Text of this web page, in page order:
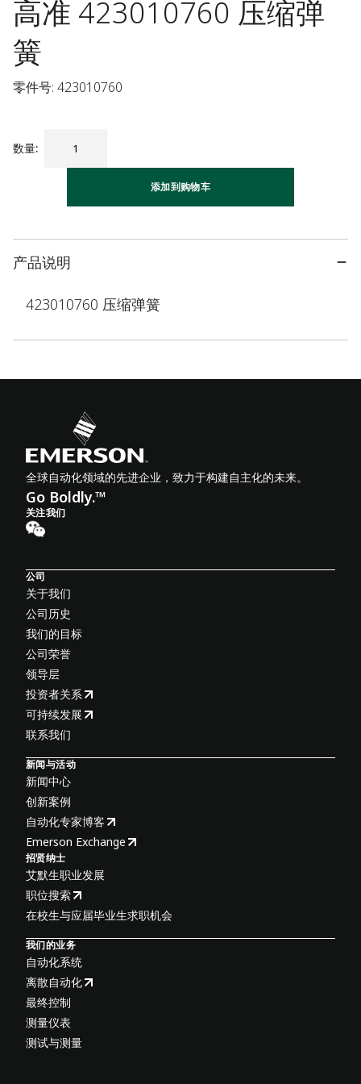
高准 423010760 压缩弹
簧
零件号: 423010760
数量:
添加到购物车
产品说明
423010760 压缩弹簧
全球自动化领域的先进企业，致力于构建自主化的未来。
Go Boldly.™
关注我们
公司
关于我们
公司历史
我们的目标
公司荣誉
领导层
投资者关系
可持续发展
联系我们
新闻与活动
新闻中心
创新案例
自动化专家博客
Emerson Exchange
招贤纳士
艾默生职业发展
职位搜索
在校生与应届毕业生求职机会
我们的业务
自动化系统
离散自动化
最终控制
测量仪表
测试与测量